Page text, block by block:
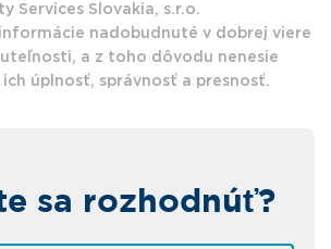
Services Slovakia, s.r.o.
nadobudnuté v dobrej viere
a z toho dôvodu nenesie
úplnosť, správnosť a presnosť.
sa rozhodnúť?